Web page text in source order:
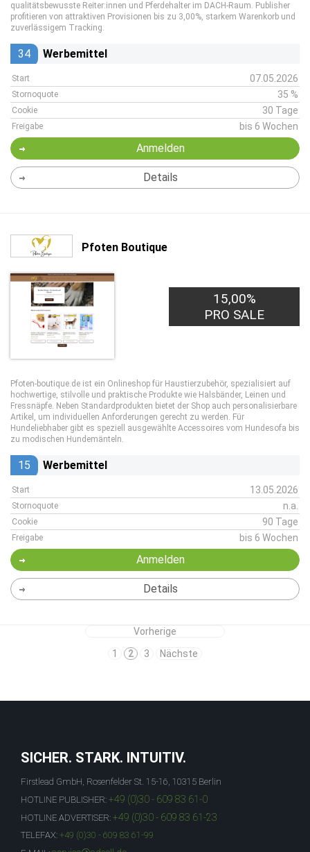
qualitätsbewusste Reiter:innen und Pferdehalter im DACH-Raum. Publisher
profitieren von attraktiven Provisionen bis zu 3,00%, starkem Warenkorb und
zuverlässigem Tracking.
34 Werbemittel
Start 07.05.2026
Stornoquote 35 %
Cookie 30 Tage
Freigabe bis 6 Wochen
Anmelden
Details
Pfoten Boutique
15,00%
PRO SALE
Pfoten-boutique.de ist ein Onlineshop für Haustierzubehör, spezialisiert auf
hochwertige, stilvolle und praktische Produkte wie Halsbänder, Leinen und
Fressnäpfe. Neben Standardprodukten bietet der Shop auch personalisierbare
Artikel, um individuellen Anforderungen gerecht zu werden. Für
Hundeliebhaber gibt es speziell ausgewählte Accessoires vom Hundesofa bis
zu modischen Hundemänteln.
15 Werbemittel
Start 13.05.2026
Stornoquote n.a.
Cookie 90 Tage
Freigabe bis 6 Wochen
Anmelden
Details
Vorherige
1
2 3 Nächste
SICHER. STARK. INTUITIV.
Firstlead GmbH, Rosenfelder St. 15-16, 10315 Berlin
HOTLINE PUBLISHER: +49 (0)30 - 609 83 61-0
HOTLINE ADVERTISER: +49 (0)30 - 609 83 61-23
TELEFAX: +49 (0)30 - 609 83 61-99